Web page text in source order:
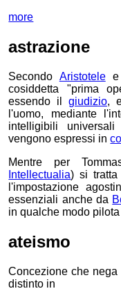
more
astrazione
Secondo Aristotele
cosiddetta "prima
essendo il giudizio,
l'uomo, mediante
intelligibili
vengono espressi in
Mentre per
Intellectualia) si
l'impostazione
essenziali anche da
in qualche modo
ateismo
Concezione che nega
distinto in